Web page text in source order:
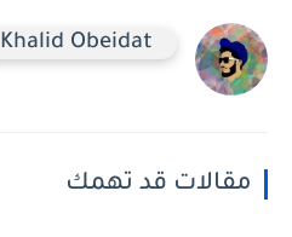
Khalid Obeidat
مقالات قد تهمك